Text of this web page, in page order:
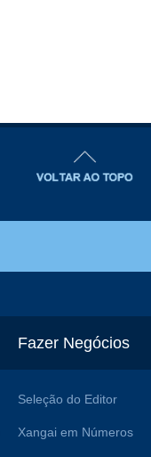
Fazer Negócios
Seleção do Editor
Xangai em Números